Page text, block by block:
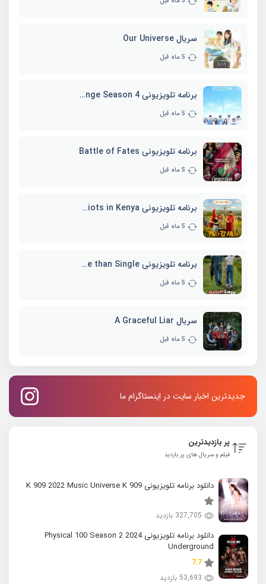
سریال Our Universe
5 ماه قبل
برنامه تلویزیونی EXchange Season 4
5 ماه قبل
برنامه تلویزیونی Battle of Fates
5 ماه قبل
برنامه تلویزیونی Three Idiots in Kenya
5 ماه قبل
برنامه تلویزیونی Better Late than Single
5 ماه قبل
سریال A Graceful Liar
5 ماه قبل
جدیدترین اخبار سایت در اینستاگرام ما
پر بازدیدترین
فیلم و سریال های پر بازدید
دانلود برنامه تلویزیونی K 909 2022 Music Universe K 909
327,705 بازدید
دانلود برنامه تلویزیونی 2024 Physical 100 Season 2
Underground
7.7
53,693 بازدید